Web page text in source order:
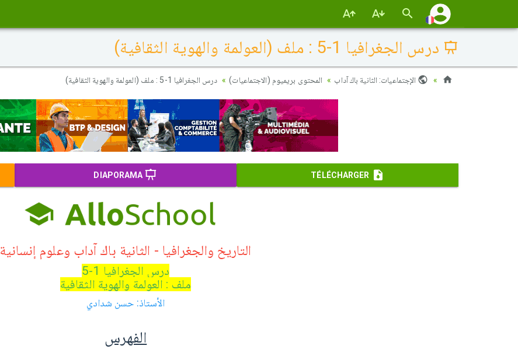
درس الجغرافيا 1-5 : ملف (العولمة والهوية الثقافية)
الإجتماعيات: الثانية باك آداب المحتوى بريميوم (الاجتماعيات) درس الجغرافيا 1-5 : ملف (العولمة والهوية الثقافية)
TÉLÉCHARGER
DIAPORAMA
التاريخ والجغرافيا - الثانية باك آداب وعلوم إنسانية
درس الجغرافيا 1-5
ملف : العولمة والهوية الثقافية
الأستاذ: حسن شدادي
الفهرس